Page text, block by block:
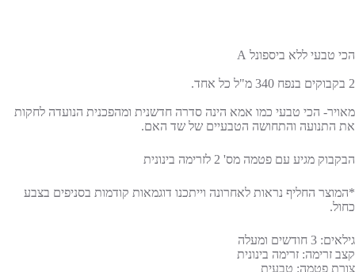
הכי טבעי ללא ביספונל A
2 בקבוקים בנפח 340 מ"ל כל אחד.
מאויר- הכי טבעי כמו אמא הינה סדרה חדשנית ומהפכנית הנועדה לחקות
את התנועה והתחושה הטבעיים של שד האם.
הבקבוק מגיע עם פטמה מס' 2 לזרימה בינונית
*המוצר החליף נראות לאחרונה וייתכנו דוגמאות קודמות בסניפים בצבע
כחול.
גילאים: 3 חודשים ומעלה
קצב זרימה: זרימה בינונית
צורת פטמה: טבעית